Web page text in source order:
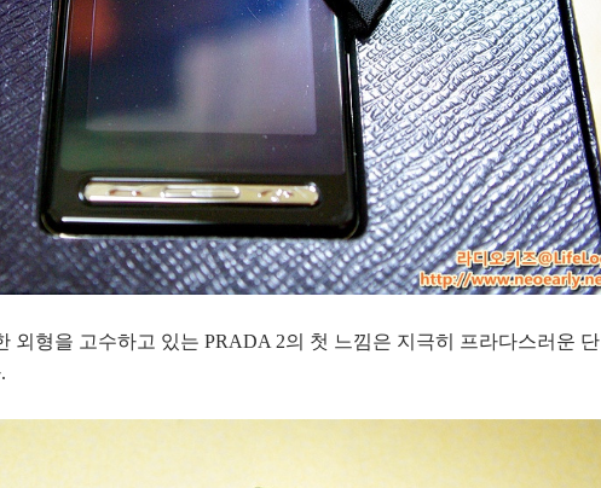
외형을 고수하고 있는 PRADA 2의 첫 느낌은 지극히 프라다스러운 단